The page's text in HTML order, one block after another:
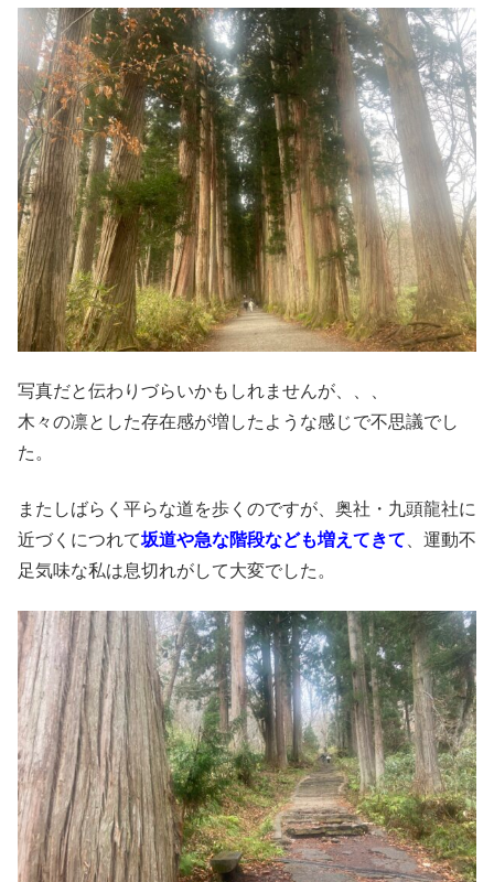
写真だと伝わりづらいかもしれませんが、、、
木々の凛とした存在感が増したような感じで不思議でし
た。
またしばらく平らな道を歩くのですが、奥社・九頭龍社に
近づくにつれて坂道や急な階段なども増えてきて 、運動不
足気味な私は息切れがして大変でした。